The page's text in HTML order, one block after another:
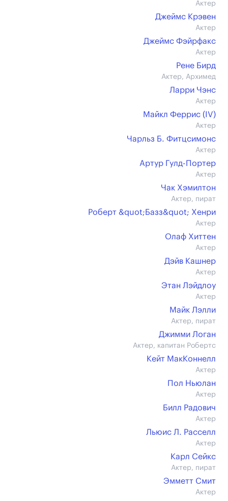
Актер
Джеймс Крэвен
Актер
Джеймс Фэйрфакс
Актер
Рене Бирд
Актер, Архимед
Ларри Чэнс
Актер
Майкл Феррис (IV)
Актер
Чарльз Б. Фитцсимонс
Актер
Артур Гулд-Портер
Актер
Чак Хэмилтон
Актер, пират
Роберт &quot;Базз&quot; Хенри
Актер
Олаф Хиттен
Актер
Дэйв Кашнер
Актер
Этан Лэйдлоу
Актер
Майк Лэлли
Актер, пират
Джимми Логан
Актер, капитан Робертс
Кейт МакКоннелл
Актер
Пол Ньюлан
Актер
Билл Радович
Актер
Льюис Л. Расселл
Актер
Карл Сейкс
Актер, пират
Эмметт Смит
Актер